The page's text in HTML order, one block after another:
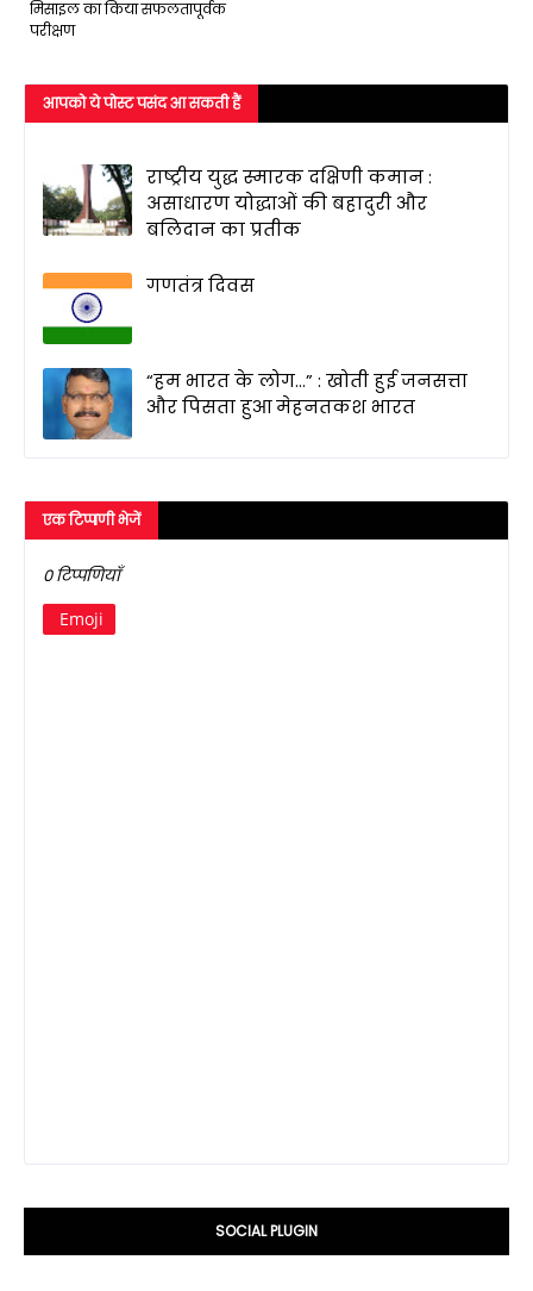
मिसाइल का किया सफलतापूर्वक
परीक्षण
आपको ये पोस्ट पसंद आ सकती हैं
राष्ट्रीय युद्ध स्मारक दक्षिणी कमान :
असाधारण योद्धाओं की बहादुरी और
बलिदान का प्रतीक
गणतंत्र दिवस
“हम भारत के लोग…” : खोती हुई जनसत्ता
और पिसता हुआ मेहनतकश भारत
एक टिप्पणी भेजें
0 टिप्पणियाँ
Emoji
SOCIAL PLUGIN